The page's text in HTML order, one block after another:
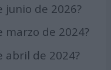
junio de 2026?
marzo de 2024?
abril de 2024?